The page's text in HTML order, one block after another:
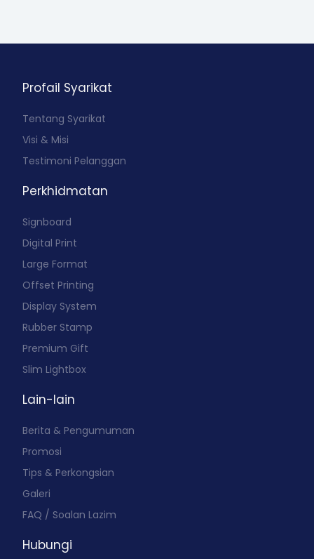
Profail Syarikat
Tentang Syarikat
Visi & Misi
Testimoni Pelanggan
Perkhidmatan
Signboard
Digital Print
Large Format
Offset Printing
Display System
Rubber Stamp
Premium Gift
Slim Lightbox
Lain-lain
Berita & Pengumuman
Promosi
Tips & Perkongsian
Galeri
FAQ / Soalan Lazim
Hubungi